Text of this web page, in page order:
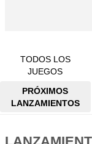
TODOS LOS
JUEGOS
PRÓXIMOS
LANZAMIENTOS